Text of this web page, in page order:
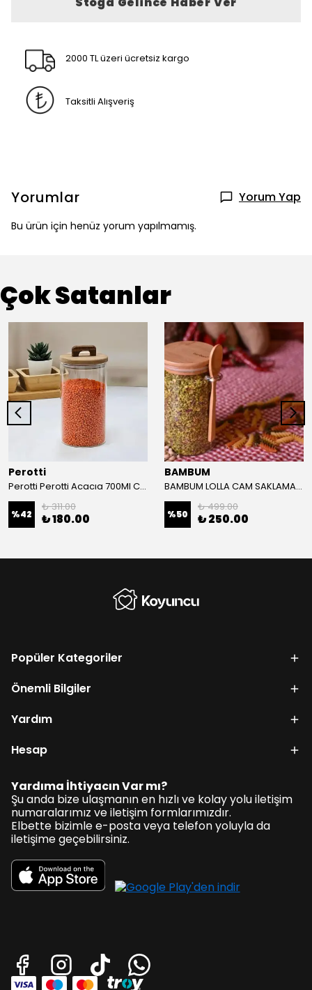
2000 TL üzeri ücretsiz kargo
Taksitli Alışveriş
Yorumlar Yorum Yap
Bu ürün için henüz yorum yapılmamış.
Çok Satanlar
Perotti
Perotti Perotti Acacıa 700Ml Cam Kavanoz 8.5*15
%42
₺ 311.00
₺ 180.00
BAMBUM
BAMBUM LOLLA CAM SAKLAMA KABI KAŞIKLI 300 ML
%50
₺ 499.00
₺ 250.00
Popüler Kategoriler
Önemli Bilgiler
Yardım
Hesap
Yardıma İhtiyacın Var mı?
Şu anda bize ulaşmanın en hızlı ve kolay yolu iletişim
numaralarımız ve iletişim formlarımızdır.
Elbette bizimle e-posta veya telefon yoluyla da
iletişime geçebilirsiniz.